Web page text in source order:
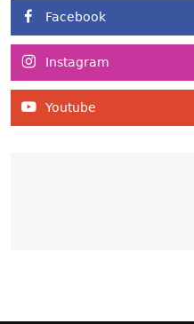
Facebook
Instagram
Youtube